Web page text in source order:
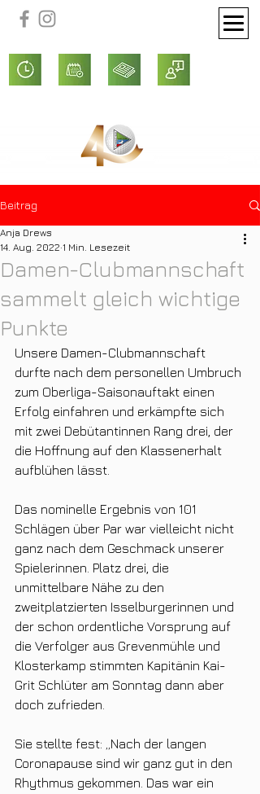
Beitrag
Damen-Clubmannschaft
sammelt gleich wichtige
Punkte
Anja Drews
14. Aug. 2022 1 Min. Lesezeit
Unsere Damen-Clubmannschaft
durfte nach dem personellen Umbruch
zum Oberliga-Saisonauftakt einen
Erfolg einfahren und erkämpfte sich
mit zwei Debütantinnen Rang drei, der
die Hoffnung auf den Klassenerhalt
aufblühen lässt.
Das nominelle Ergebnis von 101
Schlägen über Par war vielleicht nicht
ganz nach dem Geschmack unserer
Spielerinnen. Platz drei, die
unmittelbare Nähe zu den
zweitplatzierten Isselburgerinnen und
der schon ordentliche Vorsprung auf
die Verfolger aus Grevenmühle und
Klosterkamp stimmten Kapitänin Kai-
Grit Schlüter am Sonntag dann aber
doch zufrieden.
Sie stellte fest: „Nach der langen
Coronapause sind wir ganz gut in den
Rhythmus gekommen. Das war ein